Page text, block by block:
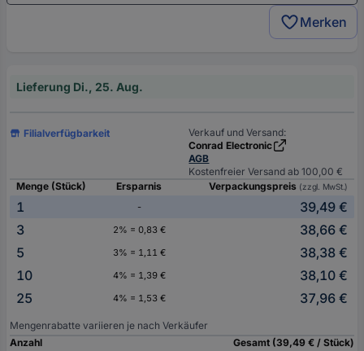
Merken
Lieferung Di., 25. Aug.
Filialverfügbarkeit
Verkauf und Versand:
Conrad Electronic
AGB
Kostenfreier Versand ab 100,00 €
Menge (Stück)
Ersparnis Verpackungspreis (zzgl. MwSt.)
1 -
39,49 €
3
2% = 0,83 €
38,66 €
5
3% = 1,11 €
38,38 €
10
4% = 1,39 €
38,10 €
25
4% = 1,53 € 37,96 €
Mengenrabatte variieren je nach Verkäufer
Anzahl
Gesamt (39,49 € / Stück)